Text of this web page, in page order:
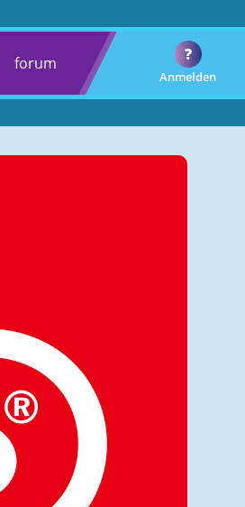
forum
Anmelden
?